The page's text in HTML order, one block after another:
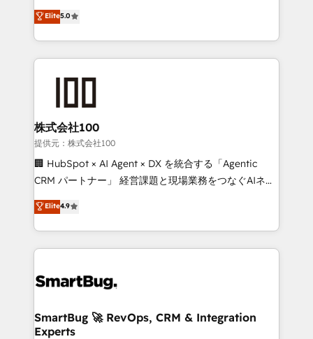
Certified Experts & Trainers across the team ★
1,500+ implementations across five continents ★ AI-
First, RevOps-led, Onboarding obsessed ★
Company of the Year 2024/25 INSIDEA helps
and build AI-powered workflows that drive adoption
from week one, in your time zone. What we do ➤
Onboarding: Live in weeks, with workflows built
around your business, not a template. ➤ Migration:
Move from any legacy CRM. Zero downtime, full data
run your revenue process. Sales, marketing, and
service wired together. ➤ AI and Integrations: Layer
tune-ups, feature rollouts, adoption coaching. Buying
HubSpot, switching to it, or reviving a stale portal?
We are built for the work.
Elite5.0
株式会社100
提供元：株式会社100
🏢 HubSpot × AI Agent × DX を統合する「Agentic
CRM パートナー」 経営課題と現場業務をつなぐAIネイ
ティブ・エージェンシーとして、HubSpot Eliteの実装
力で顧客フロント業務を再設計します。 💡 100inc は何
をする会社か？ HubSpotを共通基盤に、AIエージェン
トを組み込んだ顧客フロント業務（マーケティング・営
ィブ・エージェンシーです。事業部・グループ会社・部
を、CRMを軸とした全社共通基盤に再構築します。意
思決定者・PMO・現場担当者に並走します。 1️⃣
Elite4.9
SmartBug 🚀 RevOps, CRM & Integration
Experts